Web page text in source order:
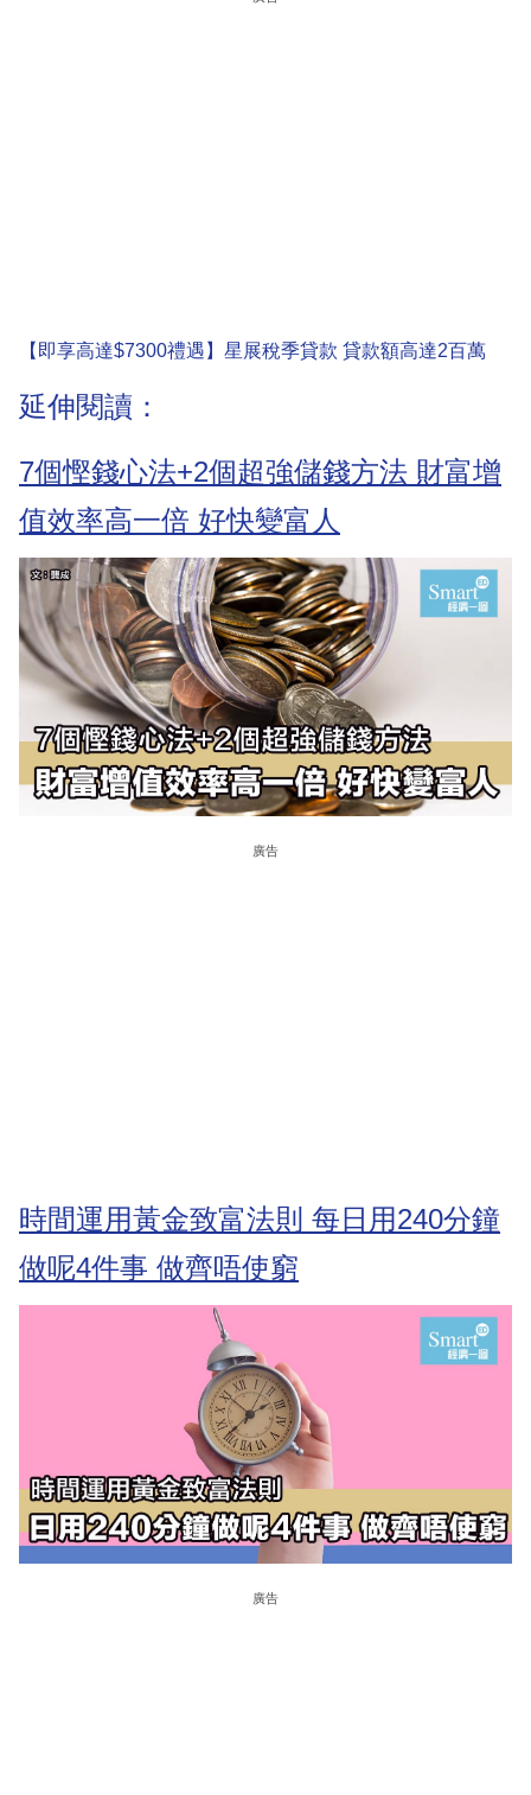
【即享高達$7300禮遇】星展稅季貸款 貸款額高達2百萬
延伸閱讀：
7個慳錢心法+2個超強儲錢方法 財富增
值效率高一倍 好快變富人
廣告
時間運用黃金致富法則 每日用240分鐘
做呢4件事 做齊唔使窮
廣告